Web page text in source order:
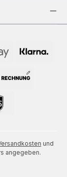
und
angegeben.